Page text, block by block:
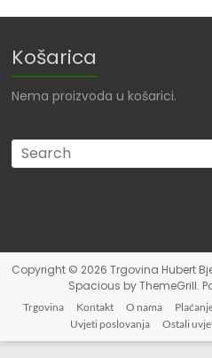
Košarica
Nema proizvoda u košarici.
Copyright © 2026Trgovina Hubert
Spacious by ThemeGrill.
Trgovina Kontakt O nama
Uvjeti poslovanja
Ostali